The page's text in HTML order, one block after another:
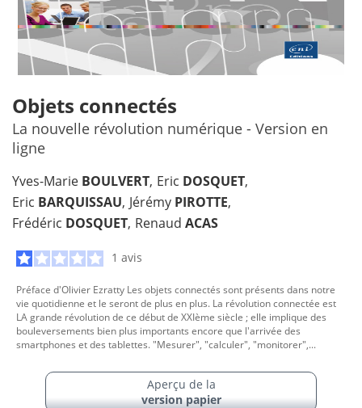
Objets connectés
La nouvelle révolution numérique - Version en
ligne
Yves-Marie BOULVERT Eric DOSQUET
Eric BARQUISSAU Jérémy PIROTTE
Frédéric DOSQUET Renaud ACAS
1 avis
Préface d'Olivier Ezratty Les objets connectés sont présents dans notre
vie quotidienne et le seront de plus en plus. La révolution connectée est
LA grande révolution de ce début de XXIème siècle ; elle implique des
bouleversements bien plus importants encore que l'arrivée des
smartphones et des tablettes. "Mesurer", "calculer", "monitorer",...
Aperçu de la
version papier